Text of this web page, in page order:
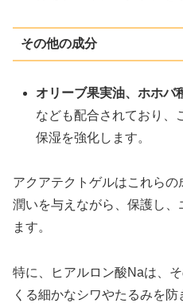
その他の成分
オリーブ果実油、ホホバ
なども配合されており、
保湿を強化します。
アクアテクトゲルはこれら
潤いを与えながら、保護し
ます。
特に、ヒアルロン酸Naは、
くる細かなシワやたるみを